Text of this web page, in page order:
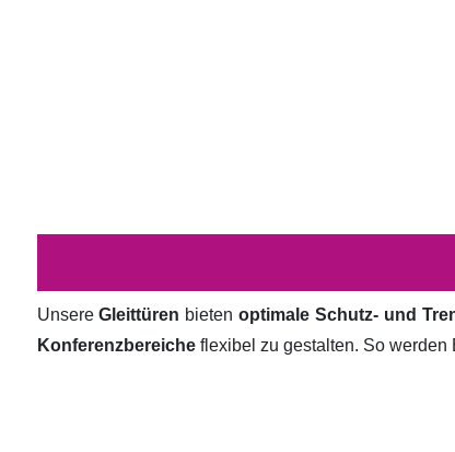
UnsereGleittüren bietenoptimale Schutz- und
Konferenzbereiche flexibel zu gestalten. So werden